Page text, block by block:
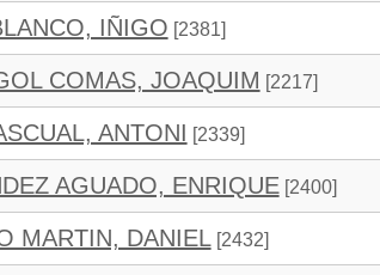
IÑIGO [2381]
COMAS, JOAQUIM [2217]
ANTONI [2339]
AGUADO, ENRIQUE[2400]
MARTIN, DANIEL[2432]